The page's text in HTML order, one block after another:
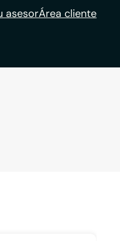
asesorÁrea cliente